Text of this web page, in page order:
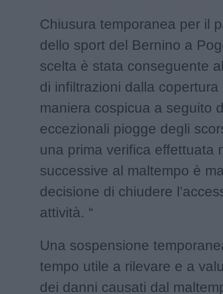
Chiusura temporanea per il
dello sport del Bernino a
scelta è stata conseguente
di infiltrazioni dalla copertura
maniera cospicua a seguito
eccezionali piogge degli
una prima verifica effettuata
successive al maltempo è
decisione di chiudere
attività. “
Una sospensione
tempo utile a rilevare e a
dei danni causati dal